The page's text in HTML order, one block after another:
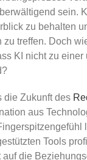
sein.
zu behalten
zu treffen. Doch
KI nicht zu einer
die Zukunft des
aus
Tools
auf die